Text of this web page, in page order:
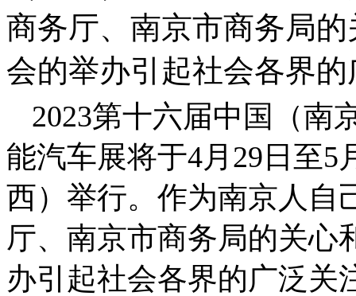
商务厅、南京市商务局
会的举办引起社会各界
2023第十六届中国（南
能汽车展将于4月 29 日至5
西）举行。作为南京人自
厅、南京市商务局的关心
办引起社会各界的广泛关